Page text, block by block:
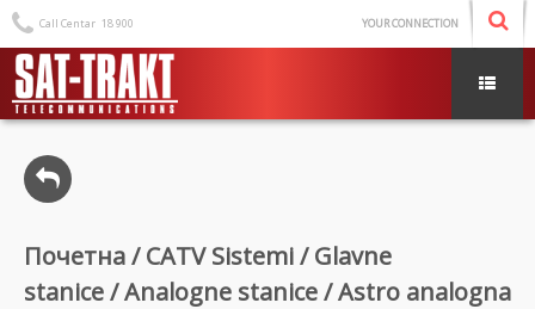
Call Centar 18 900 YOUR CONNECTION
Почетна/CATV Sistemi/Glavne
stanice/Analogne stanice/ Astro analogna